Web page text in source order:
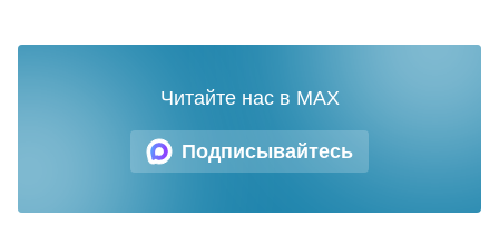
Подписывайтесь
Читайте нас в MAX